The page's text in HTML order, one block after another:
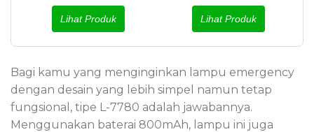
Lihat Produk Lihat Produk
Bagi kamu yang menginginkan lampu emergency
dengan desain yang lebih simpel namun tetap
fungsional, tipe L-7780 adalah jawabannya.
Menggunakan baterai 800mAh, lampu ini juga